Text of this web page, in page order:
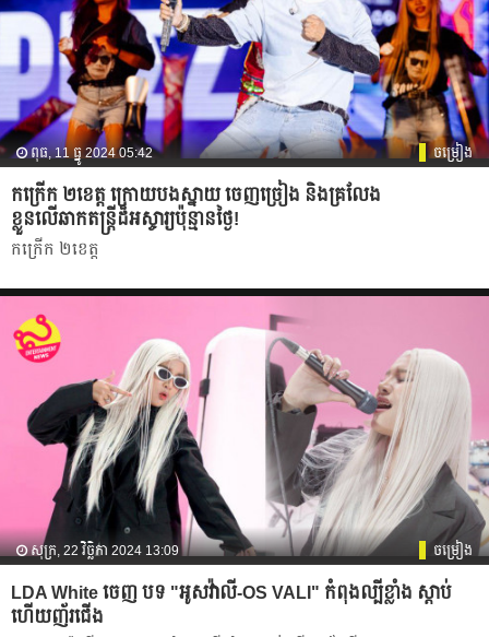
ពុធ, 11 ធ្នូ 2024 05:42 ចម្រៀង
កក្រើក ២ខេត្ដ ក្រោយបងស្នាយ ចេញច្រៀង និងគ្រលែង
ខ្លួនលើឆាកតន្ដ្រីដ៏អស្ចារ្យប៉ុន្មានថ្ងៃ!
កក្រើក ២ខេត្ដ
សុក្រ, 22 វិច្ឆិកា 2024 13:09 ចម្រៀង
LDA White ចេញ បទ "អូសវ៉ាលី-OS VALI" កំពុងល្បីខ្លាំង ស្ដាប់
ហើយញ័រជើង